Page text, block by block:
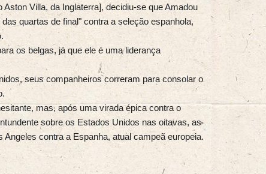
Villa, da Inglaterra], decidiu-se que Amadou
quartas de final" contra a seleção espanhola,
os belgas, já que ele é uma liderança
seus companheiros correram para consolar o
mas, após uma virada épica contra o
sobre os Estados Unidos nas oitavas, as
contra a Espanha, atual campeã europeia.